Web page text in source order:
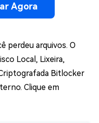
Agora
perdeu arquivos. O
Local, Lixeira,
Bitlocker
Clique em